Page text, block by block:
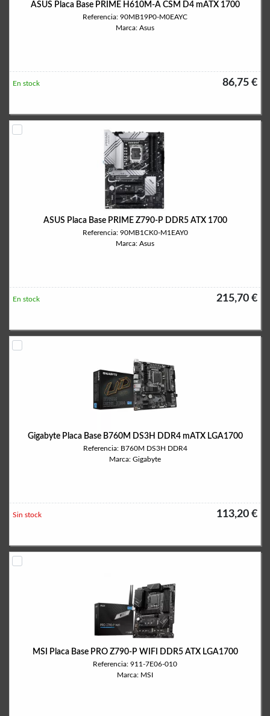
ASUS Placa Base PRIME H610M-A CSM D4 mATX 1700
Referencia: 90MB19P0-M0EAYC
Marca: Asus
86,75 €
En stock
ASUS Placa Base PRIME Z790-P DDR5 ATX 1700
Referencia: 90MB1CK0-M1EAY0
Marca: Asus
215,70 €
En stock
Gigabyte Placa Base B760M DS3H DDR4 mATX LGA1700
Referencia: B760M DS3H DDR4
Marca: Gigabyte
113,20 €
Sin stock
MSI Placa Base PRO Z790-P WIFI DDR5 ATX LGA1700
Referencia: 911-7E06-010
Marca: MSI